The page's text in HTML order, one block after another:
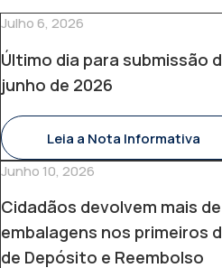
Julho 6, 2026
Último dia para submissão
junho de 2026
Leia a Nota Informativa
Junho 10, 2026
Cidadãos devolvem mais
embalagens nos primeiros
de Depósito e Reembolso